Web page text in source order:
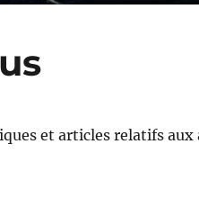
et articles relatifs aux